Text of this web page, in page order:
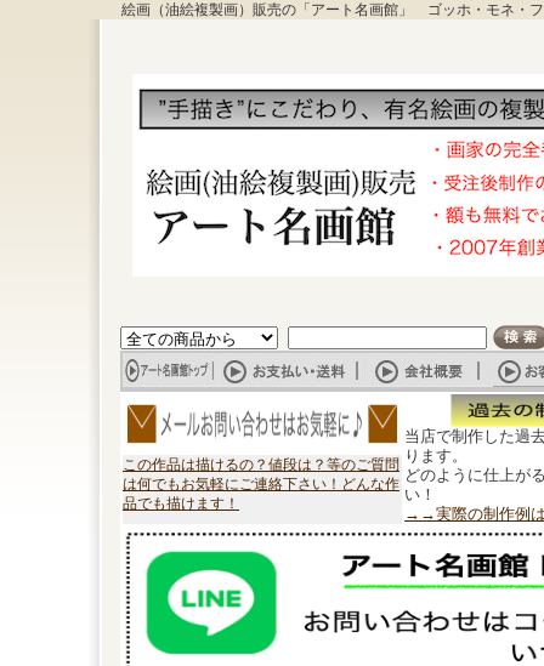
絵画（油絵複製画）販売の「アート名画館」 ゴッホ・モネ・
この作品は描けるの？値段は？等のご質問
は何でもお気軽にご連絡下さい！どんな作
品でも描けます！
当店で制作した過
ります。
どのように仕上が
い！
→→実際の制作例